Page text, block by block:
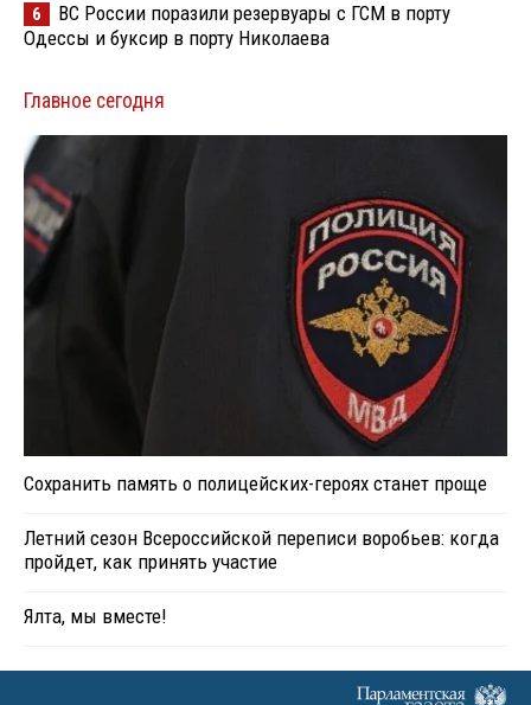
6
ВС России поразили резервуары с ГСМ в порту
Одессы и буксир в порту Николаева
Главное сегодня
Сохранить память о полицейских-героях станет проще
Летний сезон Всероссийской переписи воробьев: когда
пройдет, как принять участие
Ялта, мы вместе!